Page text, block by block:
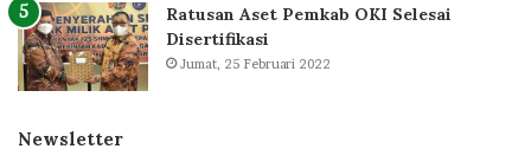
Ratusan Aset Pemkab OKI Selesai
Disertifikasi
Jumat, 25 Februari 2022
Newsletter